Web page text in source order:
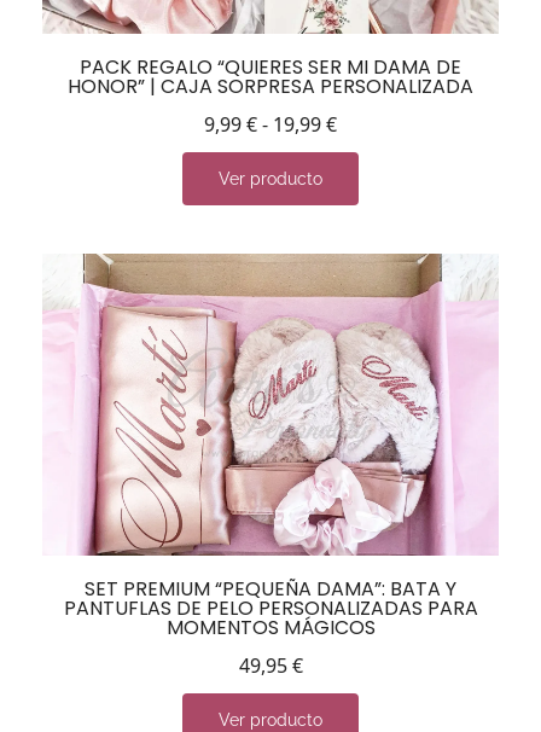
PACK REGALO “QUIERES SER MI DAMA DE
HONOR” | CAJA SORPRESA PERSONALIZADA
9,99€- 19,99€
Ver producto
SET PREMIUM “PEQUEÑA DAMA”: BATA Y
PANTUFLAS DE PELO PERSONALIZADAS PARA
MOMENTOS MÁGICOS
49,95€
Ver producto